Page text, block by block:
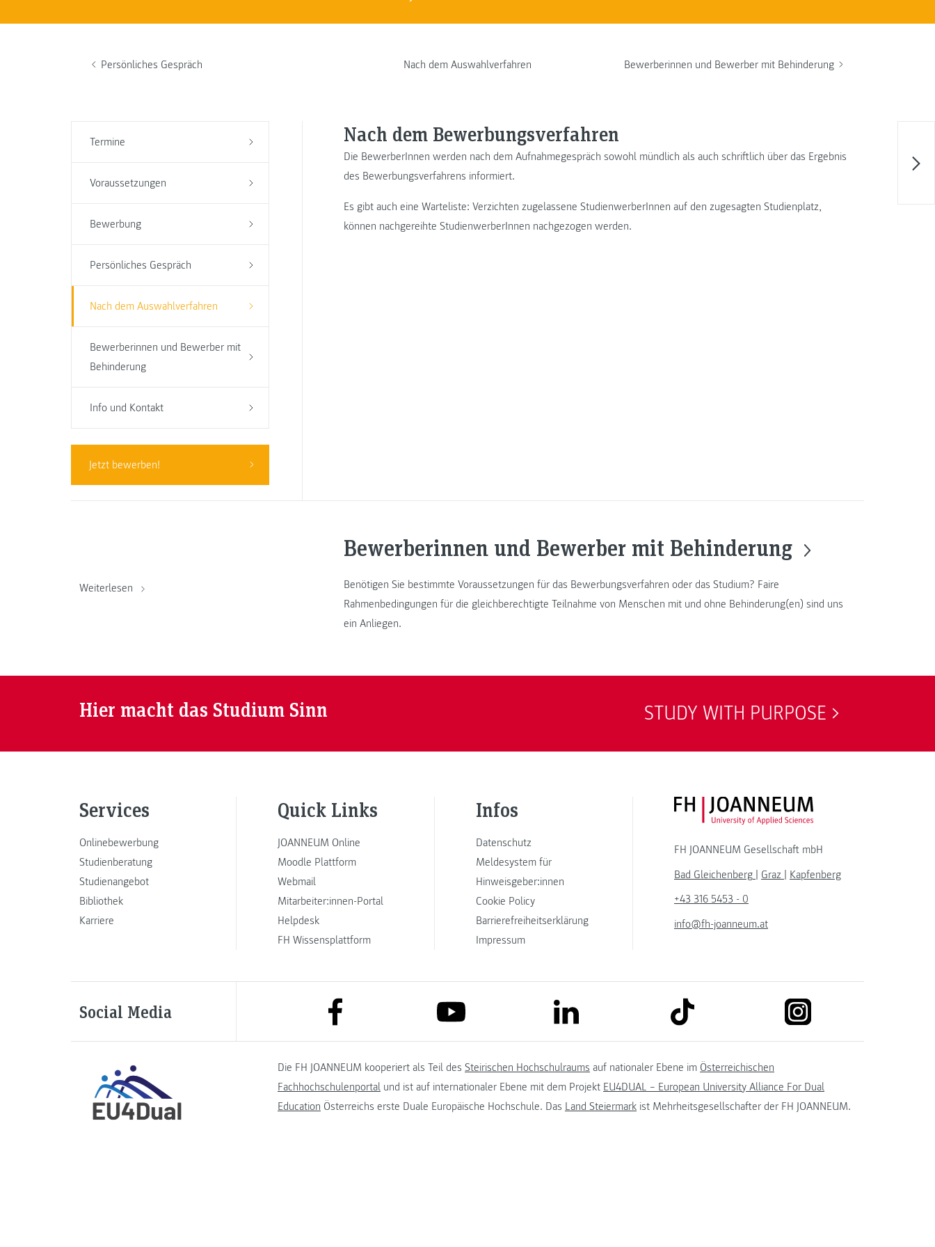
Persönliches Gespräch Nach dem Auswahlverfahren Bewerberinnen und Bewerber mit Behinderung
Termine
Voraussetzungen
Bewerbung
Persönliches Gespräch
Nach dem Auswahlverfahren
Bewerberinnen und Bewerber mit
Behinderung
Info und Kontakt
Jetzt bewerben!
Nach dem Bewerbungsverfahren
Die BewerberInnen werden nach dem Aufnahmegespräch sowohl mündlich als auch schriftlich über das Ergebnis
des Bewerbungsverfahrens informiert.
Es gibt auch eine Warteliste: Verzichten zugelassene StudienwerberInnen auf den zugesagten Studienplatz,
können nachgereihte StudienwerberInnen nachgezogen werden.
Weiterlesen
Bewerberinnen und Bewerber mit Behinderung
Benötigen Sie bestimmte Voraussetzungen für das Bewerbungsverfahren oder das Studium? Faire
Rahmenbedingungen für die gleichberechtigte Teilnahme von Menschen mit und ohne Behinderung(en) sind uns
ein Anliegen.
Hier macht das Studium Sinn STUDY WITH PURPOSE
Services
Onlinebewerbung
Studienberatung
Studienangebot
Bibliothek
Karriere
Quick Links
JOANNEUM Online
Moodle Plattform
Webmail
Mitarbeiter:innen-Portal
Helpdesk
FH Wissensplattform
Infos
Datenschutz
Meldesystem für
Hinweisgeber:innen
Cookie Policy
Barrierefreiheitserklärung
Impressum
FH JOANNEUM Logo
FH JOANNEUM Gesellschaft mbH
Bad Gleichenberg | Graz | Kapfenberg
+43 316 5453 - 0
info@fh-joanneum.at
Social Media link to facebook link to youtube link to linkedin link to tiktok link to instagram
Die FH JOANNEUM kooperiert als Teil des Steirischen Hochschulraums auf nationaler Ebene im Österreichischen
Fachhochschulenportal und ist auf internationaler Ebene mit dem Projekt EU4DUAL – European University Alliance For Dual
Education Österreichs erste Duale Europäische Hochschule. Das Land Steiermark ist Mehrheitsgesellschafter der FH JOANNEUM.